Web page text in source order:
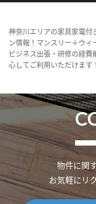
神奈川エリアの家具家電付
ン情報！マンスリー＋ウィ
ビジネス出張・研修の経
心してご利用いただけます
物件に関
お気軽にリ